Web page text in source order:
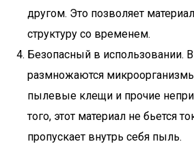
другом. Это позволяет
структуру со временем.
Безопасный в использовании.
размножаются
пылевые клещи и прочие
того, этот материал не бьется
пропускает внутрь себя пыль.